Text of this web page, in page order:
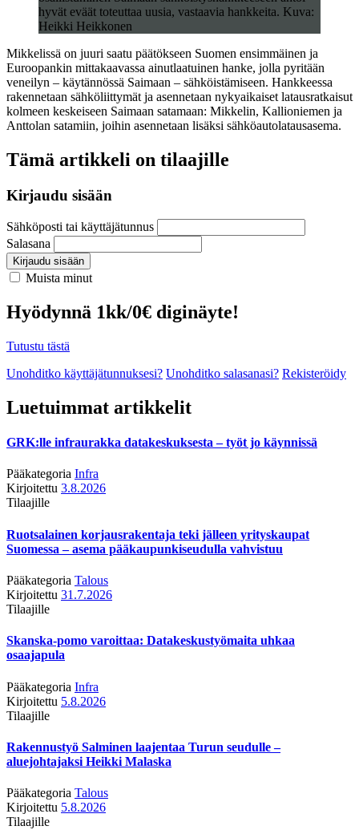
hyvät eväät toteuttaa uusia, vastaavia hankkeita. Kuva:
Heikki Heikkonen
Mikkelissä on juuri saatu päätökseen Suomen ensimmäinen ja
Euroopankin mittakaavassa ainutlaatuinen hanke, jolla pyritään
veneilyn – käytännössä Saimaan – sähköistämiseen. Hankkeessa
rakennetaan sähköliittymät ja asennetaan nykyaikaiset latausratkaisut
kolmeen keskeiseen Saimaan satamaan: Mikkelin, Kallioniemen ja
Anttolan satamiin, joihin asennetaan lisäksi sähköautolatausasema.
Tämä artikkeli on tilaajille
Kirjaudu sisään
Sähköposti tai käyttäjätunnus
Salasana
Kirjaudu sisään
Muista minut
Hyödynnä 1kk/0€ diginäyte!
Tutustu tästä
Unohditko käyttäjätunnuksesi? Unohditko salasanasi? Rekisteröidy
Luetuimmat artikkelit
GRK:lle infraurakka datakeskuksesta – työt jo käynnissä
Pääkategoria Infra
Kirjoitettu 3.8.2026
Tilaajille
Ruotsalainen korjausrakentaja teki jälleen yrityskaupat
Suomessa – asema pääkaupunkiseudulla vahvistuu
Pääkategoria Talous
Kirjoitettu 31.7.2026
Tilaajille
Skanska-pomo varoittaa: Datakeskustyömaita uhkaa
osaajapula
Pääkategoria Infra
Kirjoitettu 5.8.2026
Tilaajille
Rakennustyö Salminen laajentaa Turun seudulle –
aluejohtajaksi Heikki Malaska
Pääkategoria Talous
Kirjoitettu 5.8.2026
Tilaajille